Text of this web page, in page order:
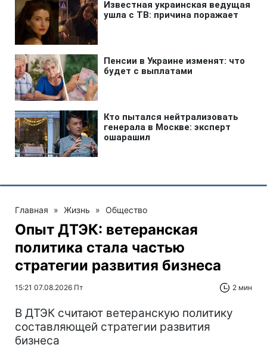
Главная » Жизнь » Общество
Опыт ДТЭК: ветеранская
политика стала частью
стратегии развития бизнеса
15:21 07.08.2026 Пт 2 мин
В ДТЭК считают ветеранскую политику
составляющей стратегии развития
бизнеса